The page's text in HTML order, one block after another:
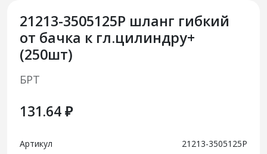
21213-3505125Р шланг гибкий
от бачка к гл.цилиндру+
(250шт)
БРТ
131.64 ₽
Артикул 21213-3505125Р